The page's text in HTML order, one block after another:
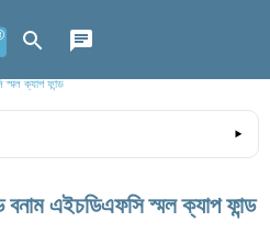
স্মল ক্যাপ ফান্ড
বনাম এইচডিএফসি স্মল ক্যাপ ফান্ড